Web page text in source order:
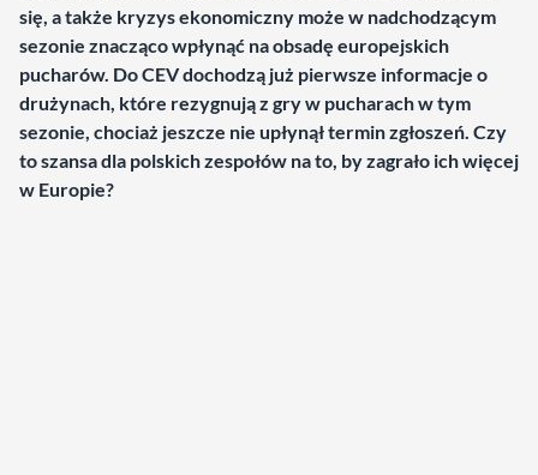
się, a także kryzys ekonomiczny może w nadchodzącym
sezonie znacząco wpłynąć na obsadę europejskich
pucharów. Do CEV dochodzą już pierwsze informacje o
drużynach, które rezygnują z gry w pucharach w tym
sezonie, chociaż jeszcze nie upłynął termin zgłoszeń. Czy
to szansa dla polskich zespołów na to, by zagrało ich więcej
w Europie?